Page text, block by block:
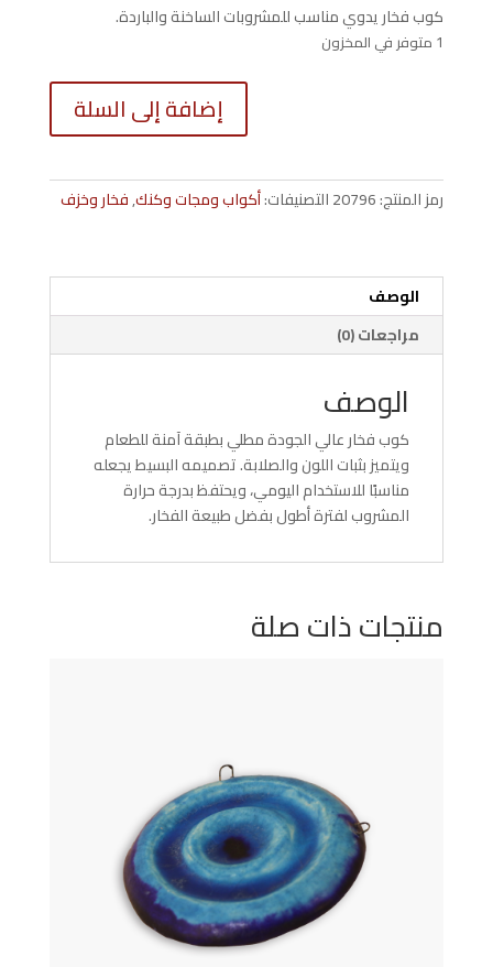
كوب فخار يدوي مناسب للمشروبات الساخنة والباردة.
1 متوفر في المخزون
كمية
فخار
إضافة إلى السلة
رمز المنتج:20796التصنيفات:أكواب ومجات وكنك,فخار وخزف
الوصف
مراجعات (0)
الوصف
كوب فخار عالي الجودة مطلي بطبقة آمنة للطعام
ويتميز بثبات اللون والصلابة. تصميمه البسيط يجعله
مناسبًا للاستخدام اليومي، ويحتفظ بدرجة حرارة
المشروب لفترة أطول بفضل طبيعة الفخار.
منتجات ذات صلة